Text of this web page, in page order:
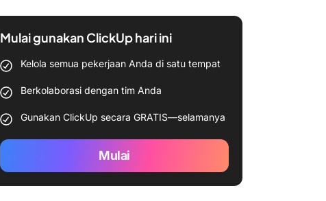
Mulai gunakan ClickUp hari ini
Kelola semua pekerjaan Anda di satu tempat
Berkolaborasi dengan tim Anda
Gunakan ClickUp secara GRATIS—selamanya
Mulai